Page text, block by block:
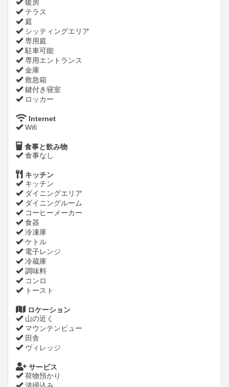
暖房
テラス
庭
シッティングエリア
専用庭
駐車可能
専用エントランス
金庫
救急箱
鍵付き寝室
ロッカー
Internet
Wifi
食事と飲み物
食事なし
キッチン
キッチン
ダイニングエリア
ダイニングルーム
コーヒーメーカー
食器
冷凍庫
ケトル
電子レンジ
冷蔵庫
調味料
コンロ
トースト
ロケーション
山の近く
マウンテンビュー
田舎
ヴィレッジ
サービス
荷物預かり